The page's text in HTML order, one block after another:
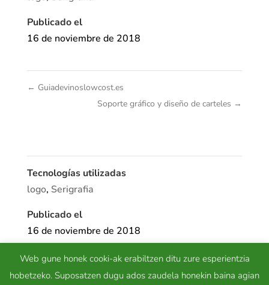
Publicado el
16 de noviembre de 2018
← Guiadevinoslowcost.es
Soporte gráfico y diseño de carteles →
Tecnologías utilizadas
logo, Serigrafia
Publicado el
16 de noviembre de 2018
Diseño,Diseño e Identidad Corporativa,Diseño
Web gune honek cooki-ak erabiltzen ditu zure esperientzia
hobetzeko. Suposatzen dugu ados zaudela honekin baina agian